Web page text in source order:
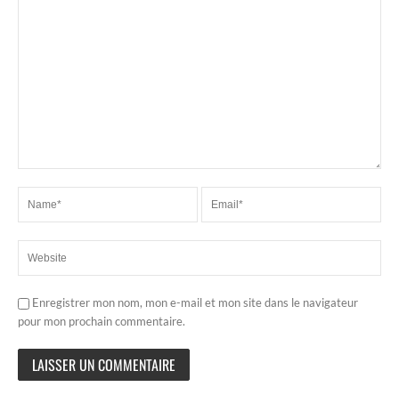
Enregistrer mon nom, mon e-mail et mon site dans le navigateur
pour mon prochain commentaire.